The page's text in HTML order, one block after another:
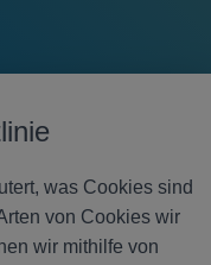
was Cookies sind
von Cookies wir
wir mithilfe von